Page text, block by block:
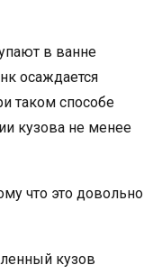
в ванне
осаждается
таком способе
кузова не менее
что это довольно
кузов